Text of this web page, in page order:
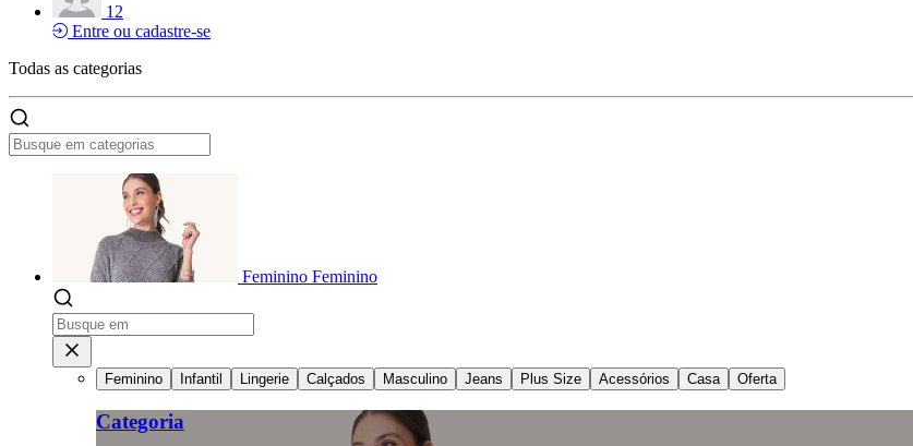
12
Entre ou cadastre-se
Todas as categorias
Feminino Feminino
Feminino Infantil Lingerie Calçados Masculino Jeans Plus Size Acessórios Casa Oferta
Categoria